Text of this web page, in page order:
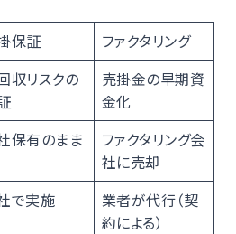
保証
ファクタリング
収リスクの
売掛金の早期資
金化
保有のまま
ファクタリング会
社に売却
で実施
業者が代行（契
約による）